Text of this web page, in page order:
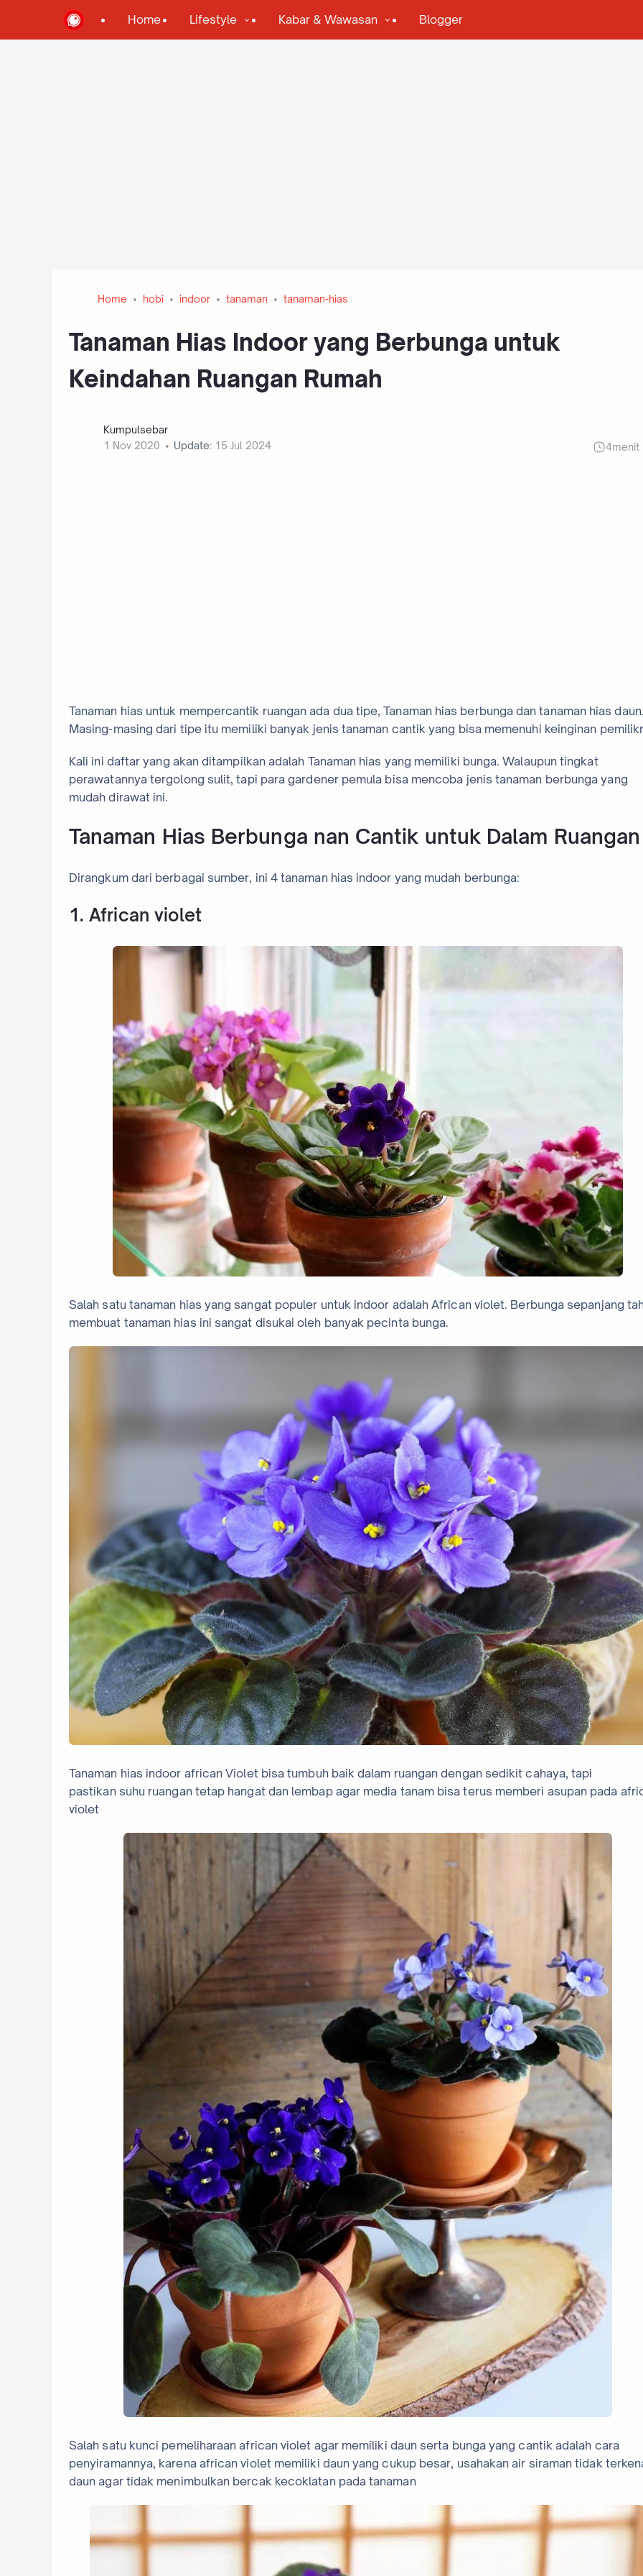
Home Lifestyle Kabar & Wawasan Blogger
Home hobi indoor tanaman tanaman-hias
Tanaman Hias Indoor yang Berbunga untuk
Keindahan Ruangan Rumah
Kumpulsebar
1 Nov 2020
Update: 15 Jul 2024 4menit
Tanaman hias untuk mempercantik ruangan ada dua tipe, Tanaman hias berbunga dan tanaman hias
Masing-masing dari tipe itu memiliki banyak jenis tanaman cantik yang bisa memenuhi keinginan
Kali ini daftar yang akan ditampilkan adalah Tanaman hias yang memiliki bunga. Walaupun tingkat
perawatannya tergolong sulit, tapi para gardener pemula bisa mencoba jenis tanaman berbunga yang
mudah dirawat ini.
Tanaman Hias Berbunga nan Cantik untuk Dalam Ruangan
Dirangkum dari berbagai sumber, ini 4 tanaman hias indoor yang mudah berbunga:
1. African violet
Salah satu tanaman hias yang sangat populer untuk indoor adalah African violet. Berbunga sepanjang
membuat tanaman hias ini sangat disukai oleh banyak pecinta bunga.
Tanaman hias indoor african Violet bisa tumbuh baik dalam ruangan dengan sedikit cahaya, tapi
pastikan suhu ruangan tetap hangat dan lembap agar media tanam bisa terus memberi asupan pada
violet
Salah satu kunci pemeliharaan african violet agar memiliki daun serta bunga yang cantik adalah cara
penyiramannya, karena african violet memiliki daun yang cukup besar, usahakan air siraman tidak
daun agar tidak menimbulkan bercak kecoklatan pada tanaman